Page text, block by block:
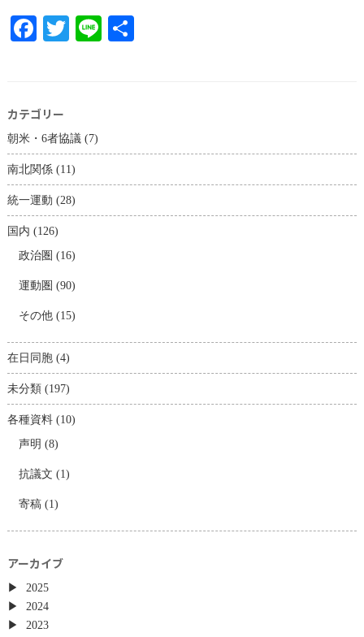
Facebook
Twitter
Line
カテゴリー
朝米・6者協議(7)
南北関係(11)
統一運動 (28)
国内 (126)
政治圏 (16)
運動圏 (90)
その他(15)
在日同胞(4)
未分類 (197)
各種資料(10)
声明 (8)
抗議文 (1)
寄稿(1)
アーカイブ
2025
2024
2023